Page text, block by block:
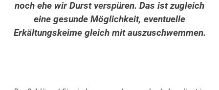
noch ehe wir Durst verspüren. Das ist zugleich
eine gesunde Möglichkeit, eventuelle
Erkältungskeime gleich mit auszuschwemmen.